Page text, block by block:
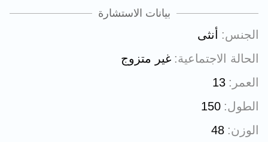
بيانات الاستشارة
الجنس
أنثى
الحالة الاجتماعية غير متزوج
العمر
13
الطول 150
الوزن 48